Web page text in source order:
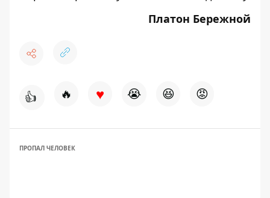
Платон Бережной
👍 🔥 ♥ 😭 😆 😡
ПРОПАЛ ЧЕЛОВЕК